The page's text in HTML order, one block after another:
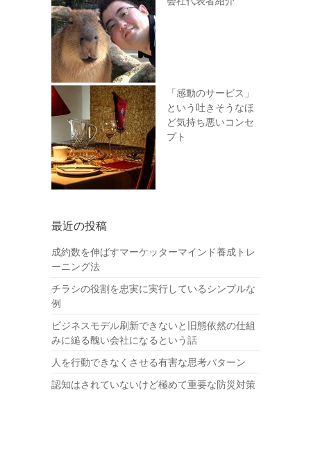
「感動のサービス」
という吐きそうなほ
ど気持ち悪いコンセ
プト
最近の投稿
成約数を伸ばすマーケッターマインド養成トレ
ーニング法
チラシの役割を忠実に実行しているシンプルな
例
ビジネスモデル刷新できないと旧態依然の仕組
みに縋る醜い会社になるという話
人を行動できなくさせる有害な思考パターン
認知はされていないけど極めて重要な防災対策